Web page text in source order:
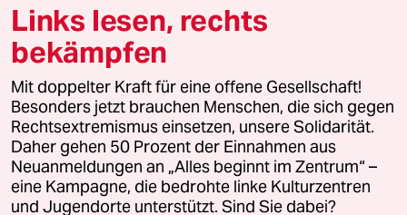
© 2026 taz Verlags und Vertriebs GmbH
Alle Rechte vorbehalten. Bei rechtlichen Fragen oder für Genehmigungen
wenden Sie sich bitte an
lizenzen@taz.de
Feedback Redaktionsstatut Kommune-Richtlinien
Leitlinie Informant Datenschutz Impressum AGB
Links lesen, rechts
bekämpfen
Mit doppelter Kraft für eine offene Gesellschaft!
Besonders jetzt brauchen Menschen, die sich gegen
Rechtsextremismus einsetzen, unsere Solidarität.
Daher gehen 50 Prozent der Einnahmen aus
Neuanmeldungen an „Alles beginnt im Zentrum“ –
eine Kampagne, die bedrohte linke Kulturzentren
und Jugendorte unterstützt. Sind Sie dabei?